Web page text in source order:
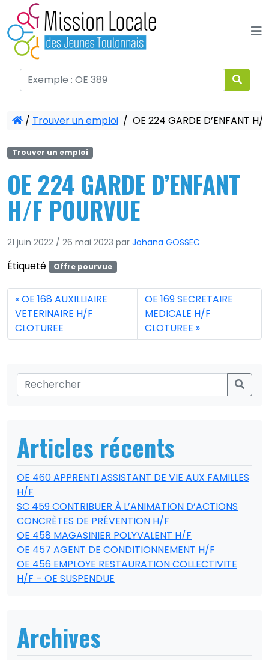
/ Trouver un emploi / OE 224 GARDE D’ENFANT H/
Trouver un emploi
OE 224 GARDE D’ENFANT
H/F POURVUE
21 juin 2022 / 26 mai 2023 par Johana GOSSEC
Étiqueté Offre pourvue
OE 168 AUXILLIAIRE
VETERINAIRE H/F
CLOTUREE
OE 169 SECRETAIRE
MEDICALE H/F
CLOTUREE
Articles récents
OE 460 APPRENTI ASSISTANT DE VIE AUX FAMILLES
H/F
SC 459 CONTRIBUER À L’ANIMATION D’ACTIONS
CONCRÈTES DE PRÉVENTION H/F
OE 458 MAGASINIER POLYVALENT H/F
OE 457 AGENT DE CONDITIONNEMENT H/F
OE 456 EMPLOYE RESTAURATION COLLECTIVITE
H/F – OE SUSPENDUE
Archives
Panneau de gestion des cookies